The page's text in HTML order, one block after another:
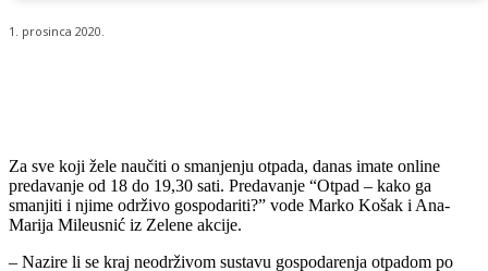
1. prosinca 2020.
Za sve koji žele naučiti o smanjenju otpada, danas imate online
predavanje od 18 do 19,30 sati. Predavanje “Otpad – kako ga
smanjiti i njime održivo gospodariti?” vode Marko Košak i Ana-
Marija Mileusnić iz Zelene akcije.
– Nazire li se kraj neodrživom sustavu gospodarenja otpadom po